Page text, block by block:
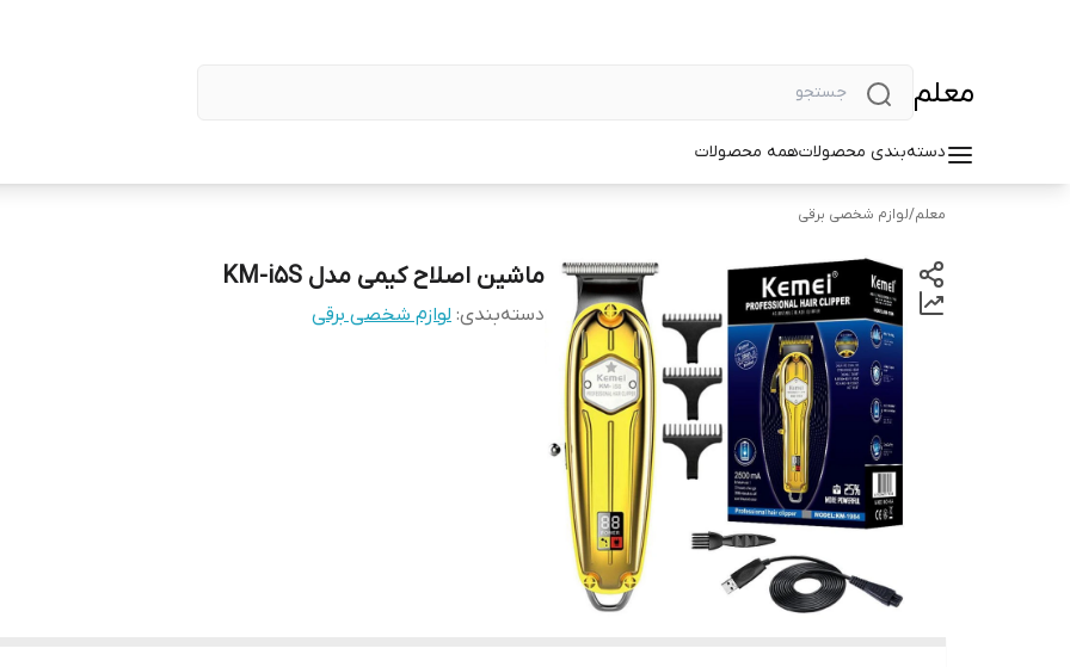
معلم
دسته‌بندی محصولاتهمه محصولات
معلم/لوازم شخصی برقی
ماشین اصلاح کیمی مدل KM-i5S
دسته‌بندی: لوازم شخصی برقی